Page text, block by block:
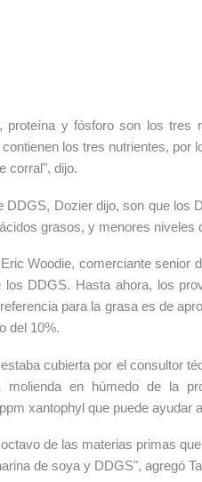
proteína y fósforo son los
los tres nutrientes, por
corral", dijo.
DDGS, Dozier dijo, son que
grasos, y menores niveles
Woodie, comerciante senior
los DDGS. Hasta ahora, los
para la grasa es de
del 10%.
cubierta por el consultor
molienda en húmedo de la
xantophyl que puede ayudar
de las materias primas
de soya y DDGS", agregó